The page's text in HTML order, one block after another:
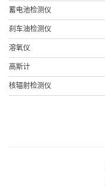
蓄电池检测仪
刹车油检测仪
溶氧仪
高斯计
核辐射检测仪